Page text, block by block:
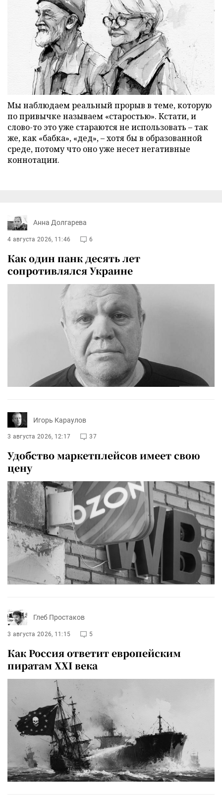
Мы наблюдаем реальный прорыв в теме, которую
по привычке называем «старостью». Кстати, и
слово-то это уже стараются не использовать – так
же, как «бабка», «дед», – хотя бы в образованной
среде, потому что оно уже несет негативные
коннотации.
Анна Долгарева
4 августа 2026, 11:46 6
Как один панк десять лет
сопротивлялся Украине
Игорь Караулов
3 августа 2026, 12:17 37
Удобство маркетплейсов имеет свою
цену
Глеб Простаков
3 августа 2026, 11:15 5
Как Россия ответит европейским
пиратам XXI века